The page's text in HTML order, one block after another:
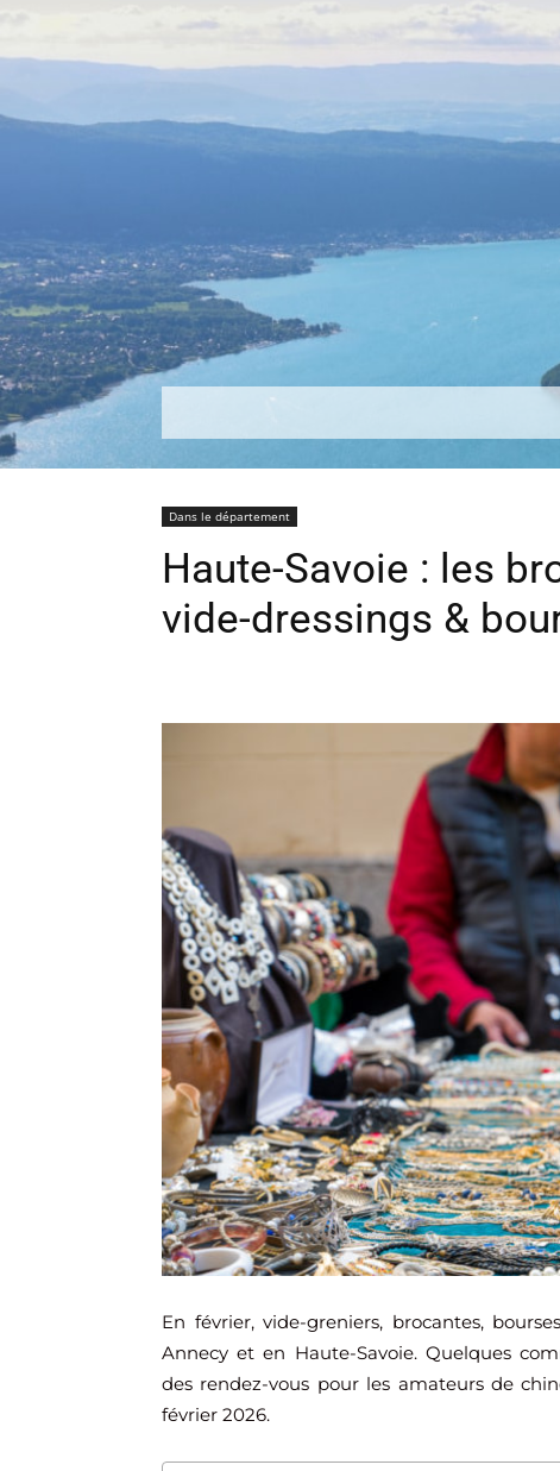
Dans le département
Haute-Savoie : les
vide-dressings &
En février, vide-greniers, brocantes,
Annecy et en Haute-Savoie. Quelques
des rendez-vous pour les amateurs de
février 2026.